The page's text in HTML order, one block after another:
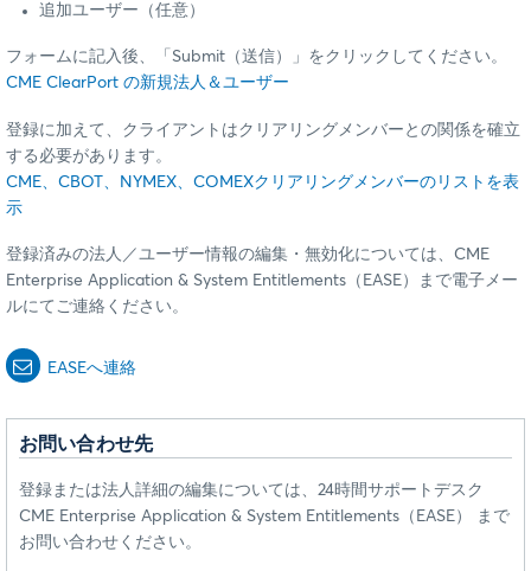
追加ユーザー（任意）
フォームに記入後、「Submit（送信）」をクリックしてください。
CME ClearPort の新規法人＆ユーザー
登録に加えて、クライアントはクリアリングメンバーとの関係を確立
する必要があります。
CME、CBOT、NYMEX、COMEXクリアリングメンバーのリストを表
示
登録済みの法人／ユーザー情報の編集・無効化については、CME
Enterprise Application & System Entitlements（EASE）まで電子メー
ルにてご連絡ください。
EASEへ連絡
お問い合わせ先
登録または法人詳細の編集については、24時間サポートデスク
CME Enterprise Application & System Entitlements（EASE） まで
お問い合わせください。